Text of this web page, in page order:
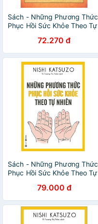
Sách - Những Phương Thức
Phục Hồi Sức Khỏe Theo Tự
72.270 đ
Sách - Những Phương Thức
Phục Hồi Sức Khỏe Theo Tự
79.000 đ